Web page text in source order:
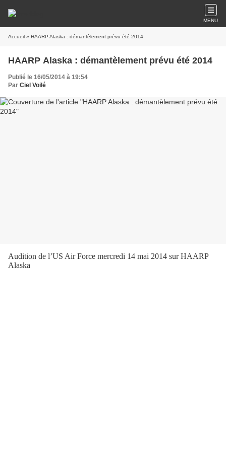
MENU
Accueil » HAARP Alaska : démantèlement prévu été 2014
HAARP Alaska : démantèlement prévu été 2014
Publié le 16/05/2014 à 19:54
Par Ciel Voilé
Audition de l’US Air Force mercredi 14 mai 2014 sur HAARP
Alaska